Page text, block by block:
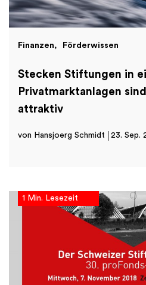
Finanzen Förderwissen
Stecken Stiftungen in
Privatmarktanlagen
attraktiv
von Hansjoerg Schmidt 23. Sep.
1 Min. Lesezeit